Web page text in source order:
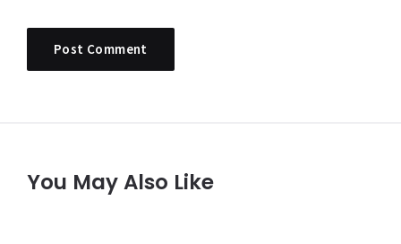
You May Also Like